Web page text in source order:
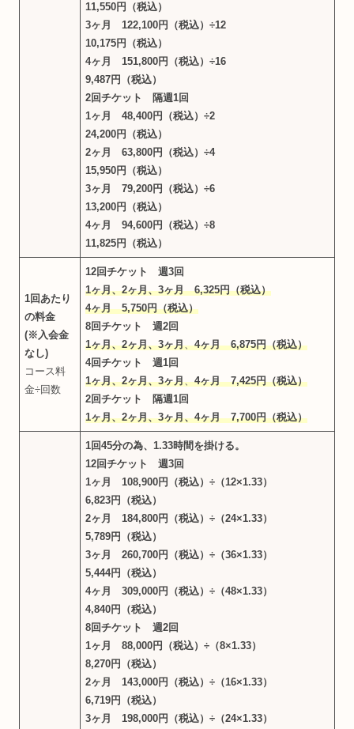
11,550円（税込）
3ヶ月 122,100円（税込）÷12
10,175円（税込）
4ヶ月 151,800円（税込）÷16
9,487円（税込）
2回チケット 隔週1回
1ヶ月 48,400円（税込）÷2
24,200円（税込）
2ヶ月 63,800円（税込）÷4
15,950円（税込）
3ヶ月 79,200円（税込）÷6
13,200円（税込）
4ヶ月 94,600円（税込）÷8
11,825円（税込）
1回あたり
の料金
(※入会金
なし)
コース料
金÷回数
12回チケット 週3回
1ヶ月、2ヶ月、3ヶ月 6,325円（税込）
4ヶ月 5,750円（税込）
8回チケット 週2回
1ヶ月、2ヶ月、3ヶ月、4ヶ月 6,875円（税込）
4回チケット 週1回
1ヶ月、2ヶ月、3ヶ月、4ヶ月 7,425円（税込）
2回チケット 隔週1回
1ヶ月、2ヶ月、3ヶ月、4ヶ月 7,700円（税込）
1回45分の為、1.33時間を掛ける。
12回チケット 週3回
1ヶ月 108,900円（税込）÷（12×1.33）
6,823円（税込）
2ヶ月 184,800円（税込）÷（24×1.33）
5,789円（税込）
3ヶ月 260,700円（税込）÷（36×1.33）
5,444円（税込）
4ヶ月 309,000円（税込）÷（48×1.33）
4,840円（税込）
8回チケット 週2回
1ヶ月 88,000円（税込）÷（8×1.33）
8,270円（税込）
2ヶ月 143,000円（税込）÷（16×1.33）
6,719円（税込）
3ヶ月 198,000円（税込）÷（24×1.33）